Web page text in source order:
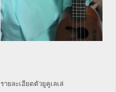
รายละเอียดตัวยูคูเลเล่